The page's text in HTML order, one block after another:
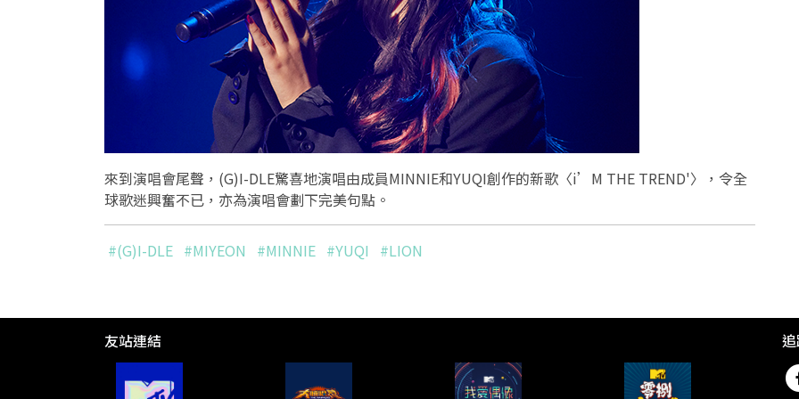
來到演唱會尾聲， (G)I-DLE驚喜地演唱由成員MINNIE和YUQI創作的新歌〈i’M THE TREND'〉，令全
球歌迷興奮不已，亦為演唱會劃下完美句點。
#(G)I-DLE #MIYEON #MINNIE #YUQI #LION
友站連結